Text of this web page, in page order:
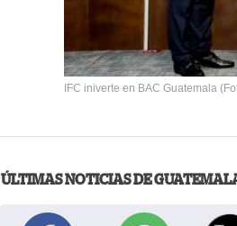
IFC iniverte en BAC Guatemala
ÚLTIMAS NOTICIAS DE